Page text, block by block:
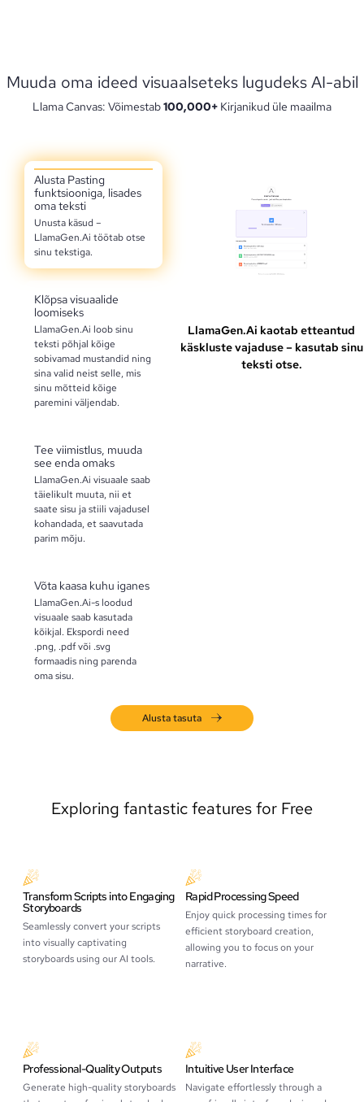
Muuda oma ideed visuaalseteks lugudeks AI-abil
Llama Canvas: Võimestab100,000+ Kirjanikud üle maailma
Alusta Pasting
funktsiooniga, lisades
oma teksti
Unusta käsud –
LlamaGen.Ai töötab otse
sinu tekstiga.
Klõpsa visuaalide
loomiseks
LlamaGen.Ai loob sinu
teksti põhjal kõige
sobivamad mustandid ning
sina valid neist selle, mis
sinu mõtteid kõige
paremini väljendab.
Tee viimistlus, muuda
see enda omaks
LlamaGen.Ai visuaale saab
täielikult muuta, nii et
saate sisu ja stiili vajadusel
kohandada, et saavutada
parim mõju.
Võta kaasa kuhu iganes
LlamaGen.Ai-s loodud
visuaale saab kasutada
kõikjal. Ekspordi need
.png, .pdf või .svg
formaadis ning parenda
oma sisu.
LlamaGen.Ai kaotab etteantud
käskluste vajaduse – kasutab sinu
teksti otse.
Alusta tasuta
Exploring fantastic features for Free
Transform Scripts into Engaging
Storyboards
Seamlessly convert your scripts
into visually captivating
storyboards using our AI tools.
Rapid Processing Speed
Enjoy quick processing times for
efficient storyboard creation,
allowing you to focus on your
narrative.
Professional-Quality Outputs
Generate high-quality storyboards
Intuitive User Interface
Navigate effortlessly through a